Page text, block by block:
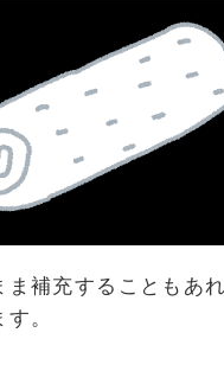
補充することもあ
。